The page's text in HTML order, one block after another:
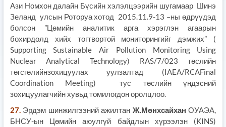
Ази Номхон далайн Бүсийн хэлэлцээрийн шугамаар Шинэ
Зеланд улсын Роторуа хотод 2015.11.9-13 –ны өдрүүдэд
болсон ”Цөмийн аналитик арга хэрэглэн агаарын
бохирдолд хийх тогтвортой мониторингийг дэмжих” (
Supporting Sustainable Air Pollution Monitoring Using
Nuclear Analytical Technology) RAS/7/023 төслийн
төгсгөлийнзохицуулах уулзалтад (IAEA/RCAFinal
Coordination Meeting) тус төслийн үндэсний
зохицуулагчийн хувьд томилогдон оролцлоо.
27.Эрдэм шинжилгээний ажилтан Ж.Мөнхсайхан ОУАЭА,
БНСУ-ын Цөмийн аюулгүй байдлын хүрээлэн (KINS)